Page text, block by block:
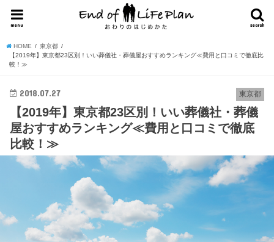
search
menu
HOME
東京都
【2019年】東京都23区別！いい葬儀社・葬儀屋おすすめランキング≪費用と口コミで徹底比
較！≫
東京都
2018.07.27
【2019年】東京都23区別！いい葬儀社・葬儀
屋おすすめランキング≪費用と口コミで徹底
比較！≫